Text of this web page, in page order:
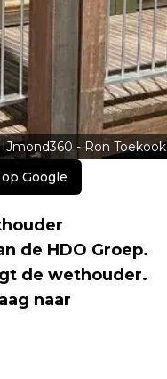
IJmond360 - Ron Toekook
Google
de HDO Groep.
de wethouder.
naar